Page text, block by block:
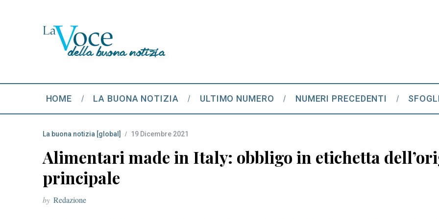
HOME LA BUONA NOTIZIA ULTIMO NUMERO NUMERI PRECEDENTI
La buona notizia [global] 19 Dicembre 2021
Alimentari made in Italy: obbligo in etichetta
principale
by Redazione